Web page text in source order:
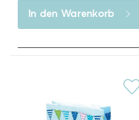
In den Warenkorb